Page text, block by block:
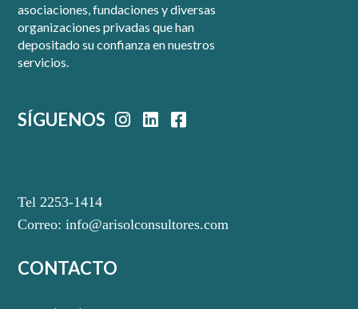
asociaciones, fundaciones y diversas
organizaciones privadas que han
depositado su confianza en nuestros
servicios.
SÍGUENOS
Tel 2253-1414
Correo:info@arisolconsultores.com
CONTACTO